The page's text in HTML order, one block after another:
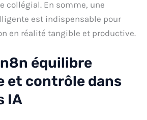
collégial. En somme, une
est indispensable pour
en réalité tangible et productive.
équilibre
et contrôle dans
IA